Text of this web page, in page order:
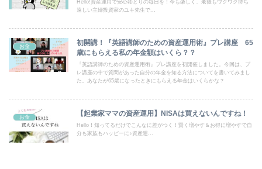
Hello!資産運用で安心ゆとりの毎日を！今も楽しく、老後もワクワク待ち
遠しい主婦投資家のユキ先生で...
お金
初開講！『英語講師のための資産運用術』プレ講座 65
歳にもらえる私の年金額はいくら？？
『英語講師のための資産運用術』プレ講座を初開催しました。今回は、プ
レ講座の中で質問があった自分の年金を知る方法についてを書いてみまし
た。あなたが65歳になったときにもらえる年金はいくらかな？
お金 【起業家ママの資産運用】NISAは買えないんですね！
Hello！知ってるだけでこんなに差がつく！賢く増やす＆お得に増やすで自
分も家族もハッピーに♪資産運...